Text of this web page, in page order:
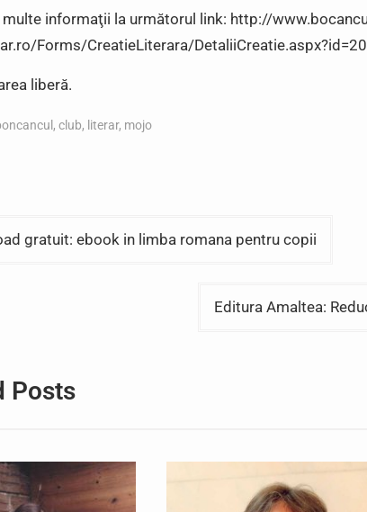
multe informaţii la următorul link: http://
Forms/CreatieLiterara/
liberă.
, club, literar, mojo
gratuit: ebook in limba romana pentru copii
Editura Amaltea:
Posts